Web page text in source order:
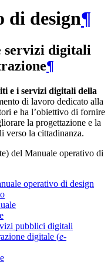
di design¶
servizi digitali
¶
e i servizi digitali della
di lavoro dedicato alla
e ha l’obiettivo di fornire
la progettazione e la
verso la cittadinanza.
del Manuale operativo di
operativo di design
pubblici digitali
digitale (e-